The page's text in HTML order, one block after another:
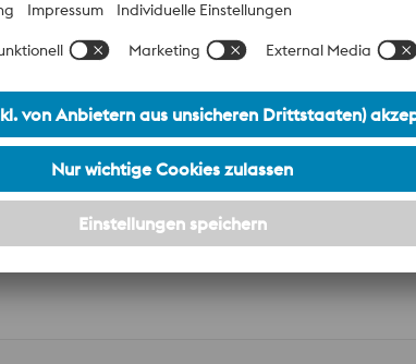
for Oil, Gas & CPI
aus.